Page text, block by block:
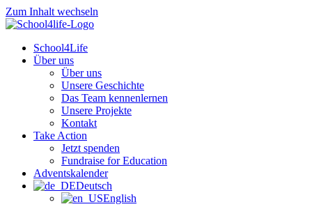
Zum Inhalt wechseln
School4Life
Über uns
Über uns
Unsere Geschichte
Das Team kennenlernen
Unsere Projekte
Kontakt
Take Action
Jetzt spenden
Fundraise for Education
Adventskalender
Deutsch
English